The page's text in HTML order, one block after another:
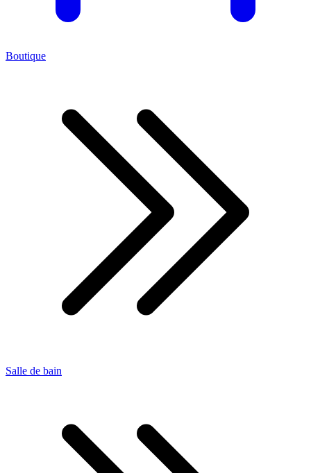
Boutique
Salle de bain